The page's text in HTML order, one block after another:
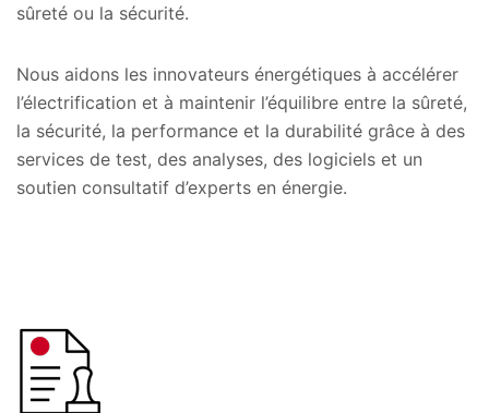
sûreté ou la sécurité.
Nous aidons les innovateurs énergétiques à accélérer
l’électrification et à maintenir l’équilibre entre la sûreté,
la sécurité, la performance et la durabilité grâce à des
services de test, des analyses, des logiciels et un
soutien consultatif d’experts en énergie.